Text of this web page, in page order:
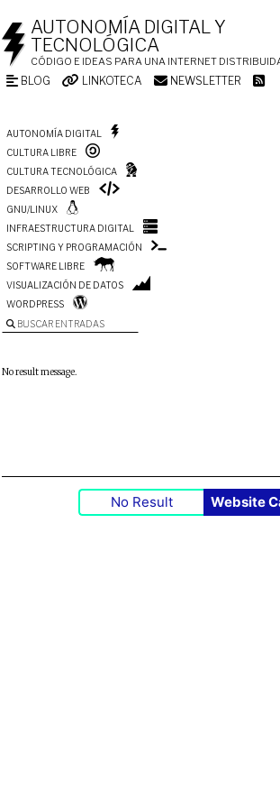
AUTONOMÍA DIGITAL Y
TECNOLÓGICA
CÓDIGO E IDEAS PARA UNA INTERNET
BLOG LINKOTECA NEWSLETTER
AUTONOMÍA DIGITAL
CULTURA LIBRE
CULTURA TECNOLÓGICA
DESARROLLO WEB
GNU/LINUX
INFRAESTRUCTURA DIGITAL
SCRIPTING Y PROGRAMACIÓN
SOFTWARE LIBRE
VISUALIZACIÓN DE DATOS
WORDPRESS
BUSCAR ENTRADAS
No result message.
No Result Website